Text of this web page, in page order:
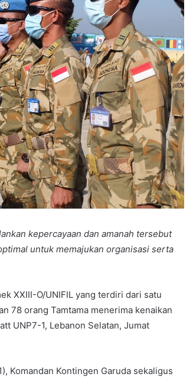
kepercayaan dan amanah tersebut
untuk memajukan organisasi serta
XXIII-O/UNIFIL yang terdiri dari satu
78 orang Tamtama menerima kenaikan
UNP7-1, Lebanon Selatan, Jumat
Komandan Kontingen Garuda sekaligus